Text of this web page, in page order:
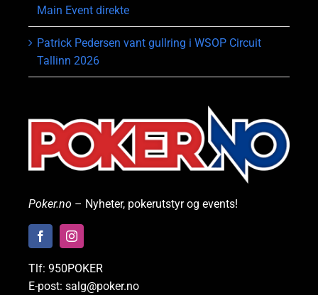
Main Event direkte
Patrick Pedersen vant gullring i WSOP Circuit
Tallinn 2026
Poker.no – Nyheter, pokerutstyr og events!
Tlf: 950POKER
E-post: salg@poker.no